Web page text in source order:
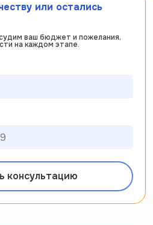
или остались
ваш бюджет и пожелания,
на каждом этапе.
консультацию